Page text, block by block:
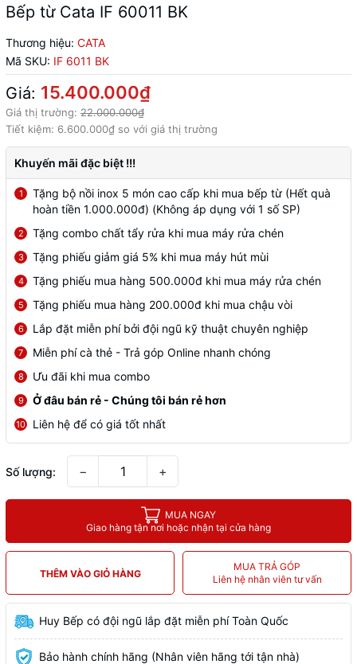
Bếp từ Cata IF 60011 BK
Thương hiệu: CATA
Mã SKU: IF 6011 BK
Giá: 15.400.000₫
Giá thị trường: 22.000.000₫
Tiết kiệm: 6.600.000₫ so với giá thị trường
Khuyến mãi đặc biệt !!!
1
Tặng bộ nồi inox 5 món cao cấp khi mua bếp từ (Hết quà
hoàn tiền 1.000.000đ) (Không áp dụng với 1 số SP)
2 Tặng combo chất tẩy rửa khi mua máy rửa chén
3 Tặng phiếu giảm giá 5% khi mua máy hút mùi
4 Tặng phiếu mua hàng 500.000đ khi mua máy rửa chén
5 Tặng phiếu mua hàng 200.000đ khi mua chậu vòi
6 Lắp đặt miễn phí bởi đội ngũ kỹ thuật chuyên nghiệp
7 Miễn phí cà thẻ - Trả góp Online nhanh chóng
8 Ưu đãi khi mua combo
9 Ở đâu bán rẻ - Chúng tôi bán rẻ hơn
10 Liên hệ để có giá tốt nhất
Số lượng: − +
MUA NGAY
Giao hàng tận nơi hoặc nhận tại cửa hàng
THÊM VÀO GIỎ HÀNG
MUA TRẢ GÓP
Liên hệ nhân viên tư vấn
Huy Bếp có đội ngũ lắp đặt miễn phí Toàn Quốc
Bảo hành chính hãng (Nhân viên hãng tới tận nhà)